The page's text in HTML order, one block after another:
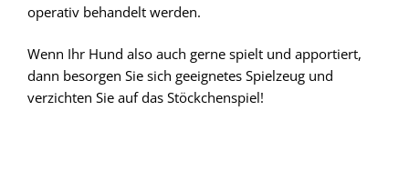
operativ behandelt werden.
Wenn Ihr Hund also auch gerne spielt und apportiert,
dann besorgen Sie sich geeignetes Spielzeug und
verzichten Sie auf das Stöckchenspiel!